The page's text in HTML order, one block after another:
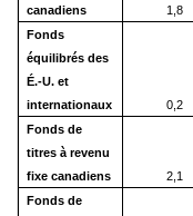
canadiens
1,8
Fonds
équilibrés des
É.-U. et
internationaux
0,2
Fonds de
titres à revenu
fixe canadiens
2,1
Fonds de